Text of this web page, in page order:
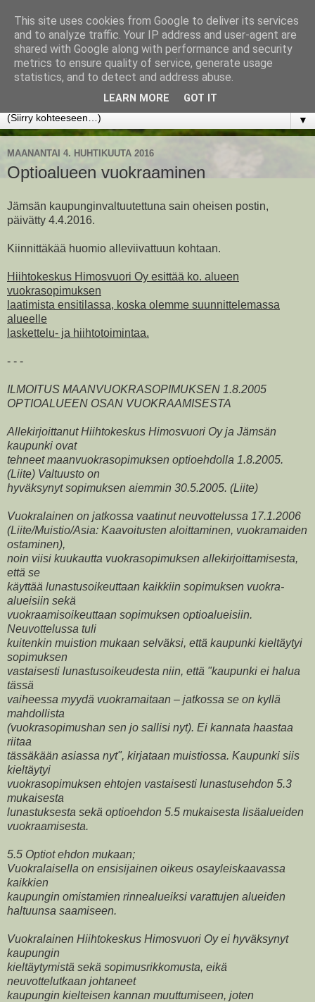
www.jyrkikokko.fi
Uusi Suunta - Jokainen hetki tarjoaa tilaisuuden muuttaa
▼
MAANANTAI 4. HUHTIKUUTA 2016
Optioalueen vuokraaminen
Jämsän kaupunginvaltuutettuna sain oheisen postin,
päivätty 4.4.2016.
Kiinnittäkää huomio alleviivattuun kohtaan.
Hiihtokeskus Himosvuori Oy esittää ko. alueen
vuokrasopimuksen
laatimista ensitilassa, koska olemme suunnittelemassa
alueelle
laskettelu- ja hiihtotoimintaa.
- - -
ILMOITUS MAANVUOKRASOPIMUKSEN 1.8.2005
OPTIOALUEEN OSAN VUOKRAAMISESTA
Allekirjoittanut Hiihtokeskus Himosvuori Oy ja Jämsän
kaupunki ovat
tehneet maanvuokrasopimuksen optioehdolla 1.8.2005.
(Liite) Valtuusto on
hyväksynyt sopimuksen aiemmin 30.5.2005. (Liite)
Vuokralainen on jatkossa vaatinut neuvottelussa 17.1.2006
(Liite/Muistio/Asia: Kaavoitusten aloittaminen, vuokramaiden
ostaminen),
noin viisi kuukautta vuokrasopimuksen allekirjoittamisesta,
että se
käyttää lunastusoikeuttaan kaikkiin sopimuksen vuokra-
alueisiin sekä
vuokraamisoikeuttaan sopimuksen optioalueisiin.
Neuvottelussa tuli
kuitenkin muistion mukaan selväksi, että kaupunki kieltäytyi
sopimuksen
vastaisesti lunastusoikeudesta niin, että "kaupunki ei halua
tässä
vaiheessa myydä vuokramaitaan – jatkossa se on kyllä
mahdollista
(vuokrasopimushan sen jo sallisi nyt). Ei kannata haastaa
riitaa
tässäkään asiassa nyt", kirjataan muistiossa. Kaupunki siis
kieltäytyi
vuokrasopimuksen ehtojen vastaisesti lunastusehdon 5.3
mukaisesta
lunastuksesta sekä optioehdon 5.5 mukaisesta lisäalueiden
vuokraamisesta.
5.5 Optiot ehdon mukaan;
Vuokralaisella on ensisijainen oikeus osayleiskaavassa
kaikkien
kaupungin omistamien rinnealueiksi varattujen alueiden
haltuunsa saamiseen.
Vuokralainen Hiihtokeskus Himosvuori Oy ei hyväksynyt
kaupungin
kieltäytymistä sekä sopimusrikkomusta, eikä
neuvottelutkaan johtaneet
kaupungin kielteisen kannan muuttumiseen, joten
This site uses cookies from Google to deliver its services
and to analyze traffic. Your IP address and user-agent are
shared with Google along with performance and security
metrics to ensure quality of service, generate usage
statistics, and to detect and address abuse.
LEARN MORE GOT IT